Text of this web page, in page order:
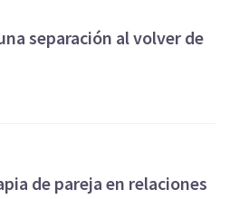
separación al volver de
de pareja en relaciones